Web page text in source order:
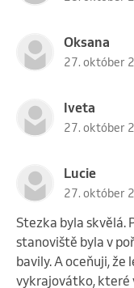
Oksana
27. október
Iveta
27. október
Lucie
27. október
Stezka byla skvělá.
stanoviště byla v
bavily. A oceňuji, že
vykrajovátko, které